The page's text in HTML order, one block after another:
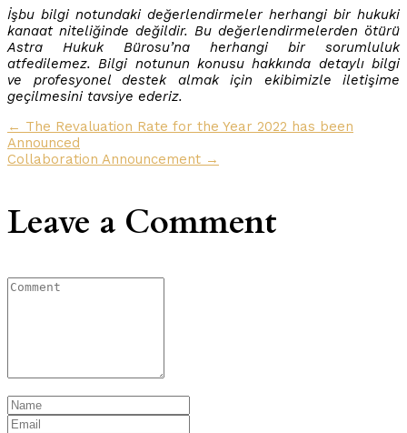
İşbu bilgi notundaki değerlendirmeler herhangi bir hukuki
kanaat niteliğinde değildir. Bu değerlendirmelerden ötürü
Astra Hukuk Bürosu’na herhangi bir sorumluluk
atfedilemez. Bilgi notunun konusu hakkında detaylı bilgi
ve profesyonel destek almak için ekibimizle iletişime
geçilmesini tavsiye ederiz.
← The Revaluation Rate for the Year 2022 has been
Announced
Collaboration Announcement →
Leave a Comment